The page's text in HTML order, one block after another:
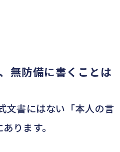
無防備に書くことは
書にはない「本人の言
ります。